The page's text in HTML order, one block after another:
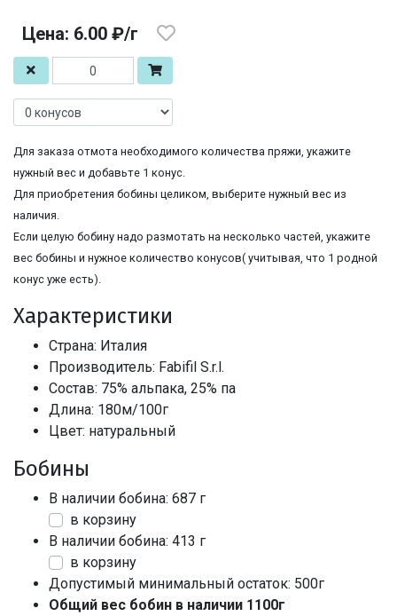
Цена: 6.00 ₽/г
Для заказа отмота необходимого количества пряжи, укажите
нужный вес и добавьте 1 конус.
Для приобретения бобины целиком, выберите нужный вес из
наличия.
Если целую бобину надо размотать на несколько частей, укажите
вес бобины и нужное количество конусов( учитывая, что 1 родной
конус уже есть).
Характеристики
Страна: Италия
Производитель: Fabifil S.r.l.
Состав: 75% альпака, 25% па
Длина: 180м/100г
Цвет: натуральный
Бобины
В наличии бобина: 687 г
в корзину
В наличии бобина: 413 г
в корзину
Допустимый минимальный остаток: 500г
Общий вес бобин в наличии 1100г